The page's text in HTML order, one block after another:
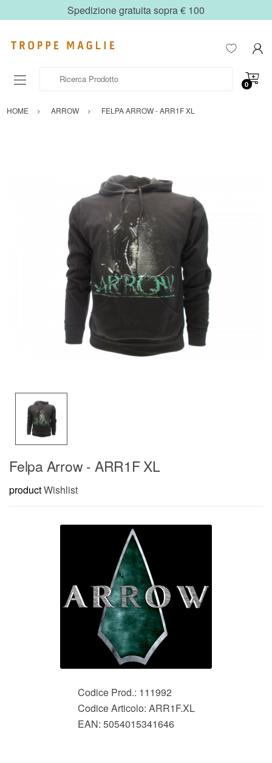
Spedizione gratuita sopra € 100
0
HOME ARROW FELPA ARROW - ARR1F XL
Felpa Arrow - ARR1F XL
productWishlist
Codice Prod.: 111992
Codice Articolo: ARR1F.XL
EAN: 5054015341646